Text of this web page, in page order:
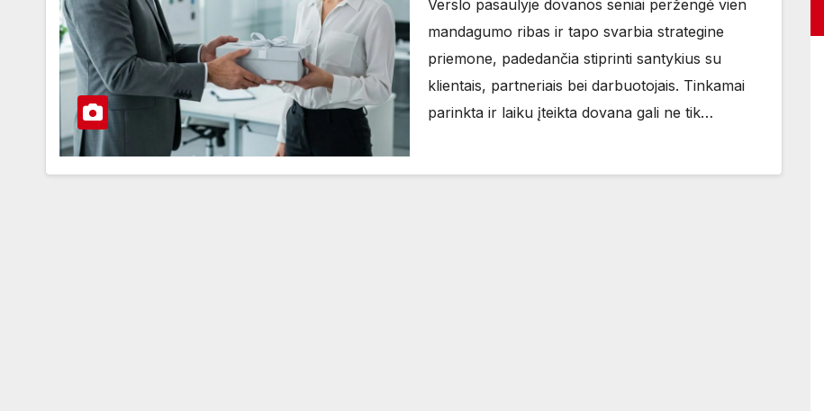
Verslo pasaulyje dovanos seniai peržengė vien
mandagumo ribas ir tapo svarbia strategine
priemone, padedančia stiprinti santykius su
klientais, partneriais bei darbuotojais. Tinkamai
parinkta ir laiku įteikta dovana gali ne tik…